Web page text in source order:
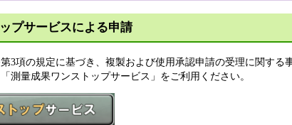
プサービスによる申請
第3項の規定に基づき、複製および使用承認申請の受理に関す
測量成果ワンストップサービス」をご利用ください。